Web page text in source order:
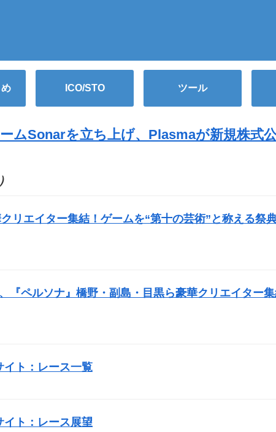
ICO/STO ツール
ムSonarを立ち上げ、Plasmaが新規株式
リエイター集結！ゲームを“第十の芸術”と称える祭
『ペルソナ』橋野・副島・目黒ら豪華クリエイター
イト：レース一覧
イト：レース展望